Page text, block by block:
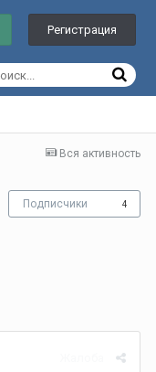
Регистрация
Вся активность
Подписчики 4